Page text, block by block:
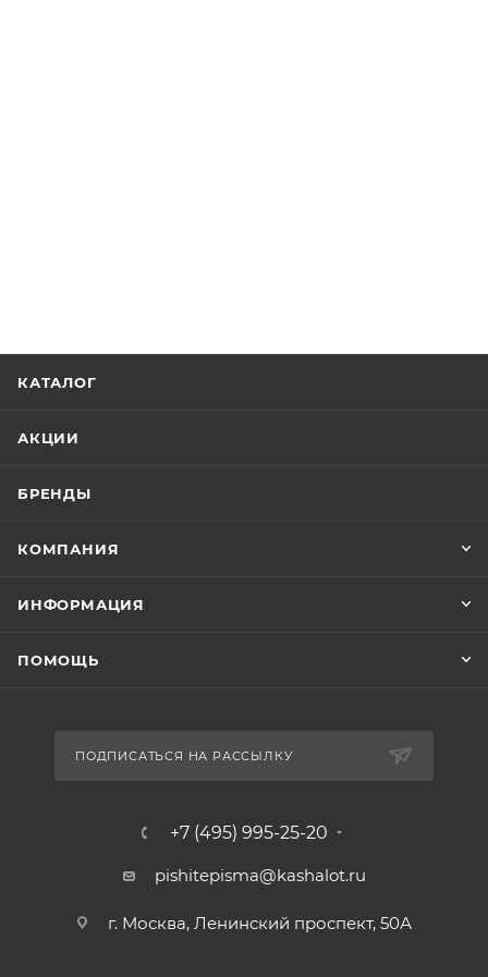
КАТАЛОГ
АКЦИИ
БРЕНДЫ
КОМПАНИЯ
ИНФОРМАЦИЯ
ПОМОЩЬ
ПОДПИСАТЬСЯ НА РАССЫЛКУ
+7 (495) 995-25-20​
pishitepisma@kashalot.ru
г. Москва, Ленинский проспект, 50А​